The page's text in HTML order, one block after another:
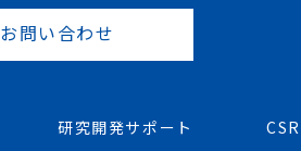
お問い合わせ
研究開発サポート CSR